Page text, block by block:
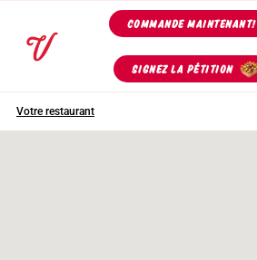
COMMANDE MAINTENANT!
SIGNEZ LA PÉTITION
Votre restaurant